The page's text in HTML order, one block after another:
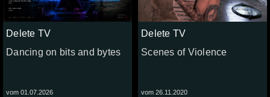
Delete TV
Dancing on bits and bytes
vom 01.07.2026
Delete TV
Scenes of Violence
vom 26.11.2020